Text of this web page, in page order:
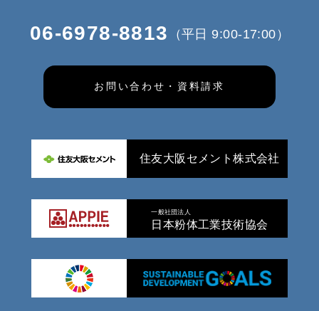
06-6978-8813 （平日 9:00-17:00）
お問い合わせ・資料請求
住友大阪セメント株式会社
一般社団法人
日本粉体工業技術協会